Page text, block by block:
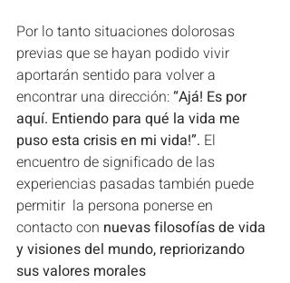
Por lo tanto situaciones dolorosas
previas que se hayan podido vivir
aportarán sentido para volver a
encontrar una dirección: “Ajá! Es por
aquí. Entiendo para qué la vida me
puso esta crisis en mi vida!”. El
encuentro de significado de las
experiencias pasadas también puede
permitir  la persona ponerse en
contacto con nuevas filosofías de vida
y visiones del mundo, repriorizando
sus valores morales